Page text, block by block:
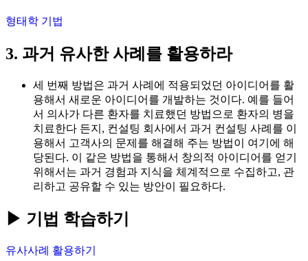
형태학 기법
3. 과거 유사한 사례를 활용하라
세 번째 방법은 과거 사례에 적용되었던 아이디어를 활
용해서 새로운 아이디어를 개발하는 것이다. 예를 들어
서 의사가 다른 환자를 치료했던 방법으로 환자의 병을
치료한다 든지, 컨설팅 회사에서 과거 컨설팅 사례를 이
용해서 고객사의 문제를 해결해 주는 방법이 여기에 해
당된다. 이 같은 방법을 통해서 창의적 아이디어를 얻기
위해서는 과거 경험과 지식을 체계적으로 수집하고, 관
리하고 공유할 수 있는 방안이 필요하다.
▶ 기법 학습하기
유사사례 활용하기